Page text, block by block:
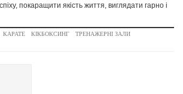
покаращити якість життя, виглядати гарно і
КАРАТЕ КІКБОКСИНГ ТРЕНАЖЕРНІ ЗАЛИ